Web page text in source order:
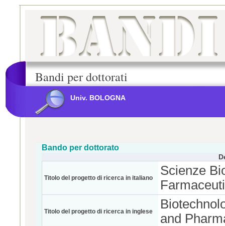
Bandi per dottorati
Univ. BOLOGNA
Bando per dottorato
Titolo del progetto di ricerca in italiano
Scienze
Titolo del progetto di ricerca in inglese
and